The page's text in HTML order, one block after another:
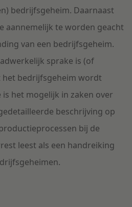
bedrijfsgeheim. Daarnaast
aannemelijk te worden geacht
van een bedrijfsgeheim.
sprake is (of
bedrijfsgeheim wordt
het mogelijk in zaken over
beschrijving op
bij de
leest als een handreiking